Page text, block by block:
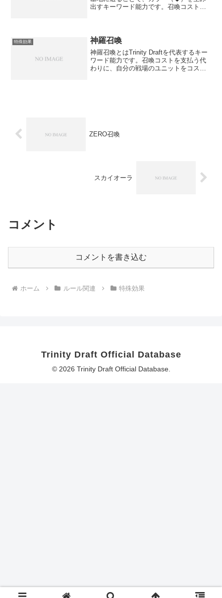
出すキーワード能力です。召喚コストの
特殊効果 神羅召喚
神羅召喚とはTrinity Draftを代表するキー
ワード能力です。召喚コストを支払う代
わりに、自分の戦場のユニットをコスト
ZERO召喚
スカイオーラ
コメント
コメントを書き込む
ホーム ルール関連 特殊効果
Trinity Draft Official Database
© 2026 Trinity Draft Official Database.